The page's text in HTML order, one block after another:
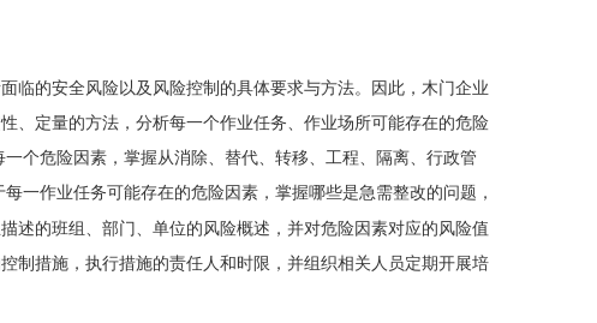
临的安全风险以及风险控制的具体要求与方法。因此，木门企业
、定量的方法，分析每一个作业任务、作业场所可能存在的危险
一个危险因素，掌握从消除、替代、转移、工程、隔离、行政管
每一作业任务可能存在的危险因素，掌握哪些是急需整改的问题，
述的班组、部门、单位的风险概述，并对危险因素对应的风险值
制措施，执行措施的责任人和时限，并组织相关人员定期开展培